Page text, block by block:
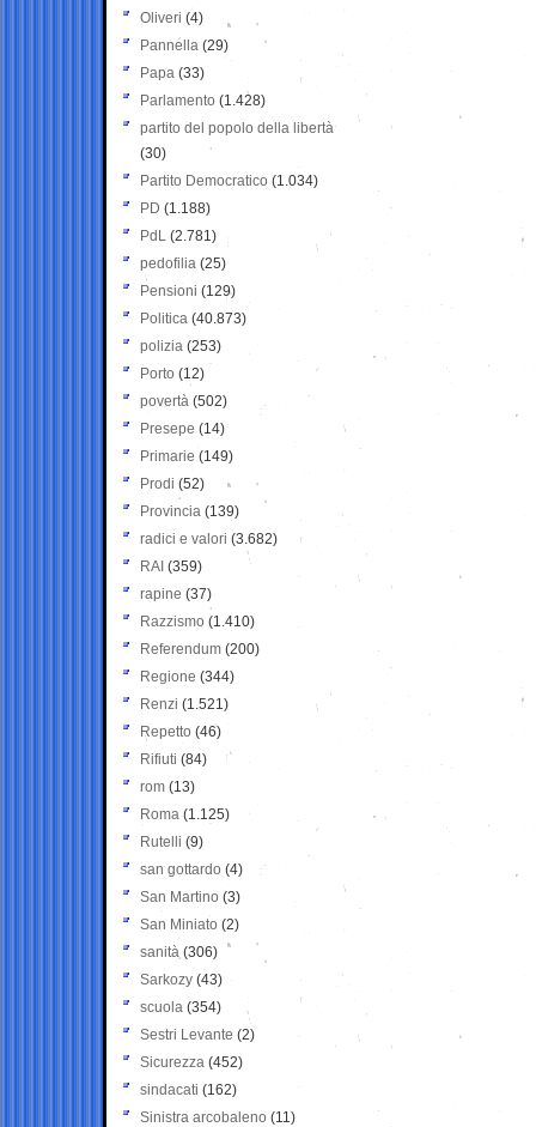
Oliveri (4)
Pannella (29)
Papa (33)
Parlamento (1.428)
partito del popolo della libertà
(30)
Partito Democratico (1.034)
PD (1.188)
PdL (2.781)
pedofilia (25)
Pensioni (129)
Politica (40.873)
polizia (253)
Porto (12)
povertà (502)
Presepe (14)
Primarie (149)
Prodi (52)
Provincia (139)
radici e valori (3.682)
RAI (359)
rapine (37)
Razzismo (1.410)
Referendum (200)
Regione (344)
Renzi (1.521)
Repetto (46)
Rifiuti (84)
rom (13)
Roma (1.125)
Rutelli (9)
san gottardo (4)
San Martino (3)
San Miniato (2)
sanità (306)
Sarkozy (43)
scuola (354)
Sestri Levante (2)
Sicurezza (452)
sindacati (162)
Sinistra arcobaleno (11)